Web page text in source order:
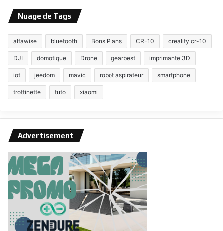
Nuage de Tags
alfawise bluetooth Bons Plans CR-10 creality cr-10
DJI domotique Drone gearbest imprimante 3D
iot jeedom mavic robot aspirateur smartphone
trottinette tuto xiaomi
Advertisement